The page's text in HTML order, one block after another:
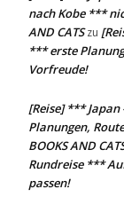
nach Kobe ***
AND CATSzu
*** erste
Vorfreude!
[Reise] ***
Planungen,
BOOKS AND
Rundreise ***
passen!